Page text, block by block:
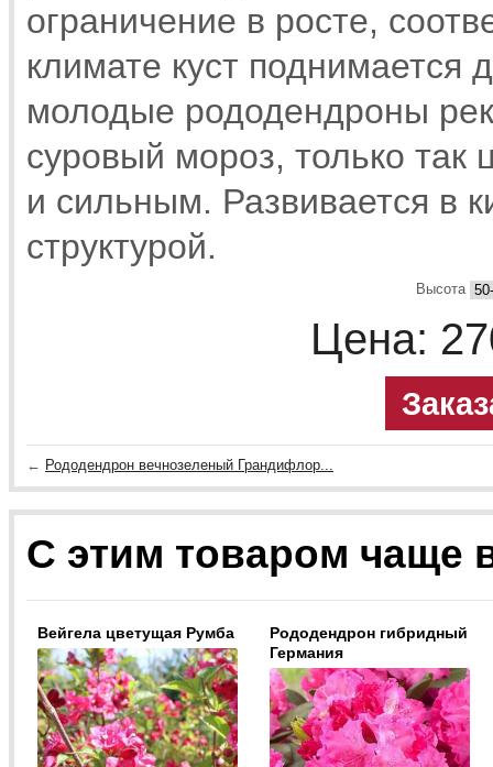
ограничение в росте,
климате куст поднимается
молодые рододендроны
суровый мороз, только так
и сильным. Развивается в
структурой.
Высота
Цена:
← Рододендрон вечнозеленый Грандифлор...
С этим товаром чаще
Вейгела цветущая Румба
Рододендрон гибридный
Германия